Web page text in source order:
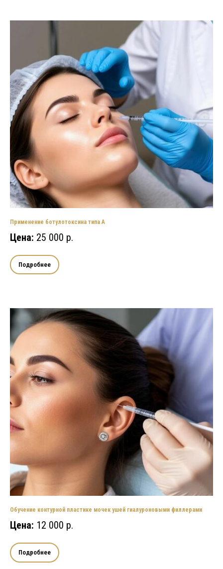
Применение ботулотоксина типа А
Цена: 25 000 р.
Подробнее
Обучение контурной пластике мочек ушей гиалуроновыми филлерами
Цена: 12 000 р.
Подробнее